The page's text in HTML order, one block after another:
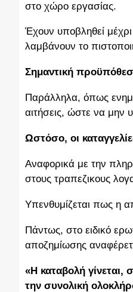
στο χώρο εργασίας.
Έχουν υποβληθεί
λαμβάνουν το
Σημαντική
Παράλληλα, όπως
αιτήσεις, ώστε να
Ωστόσο, οι
Αναφορικά με την
στους τραπεζικους
Υπενθυμίζεται πως η
Πάντως, στο ειδικό
αποζημίωσης
«Η καταβολή
την συνολική